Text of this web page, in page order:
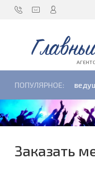
ПОПУЛЯРНОЕ:
Заказать